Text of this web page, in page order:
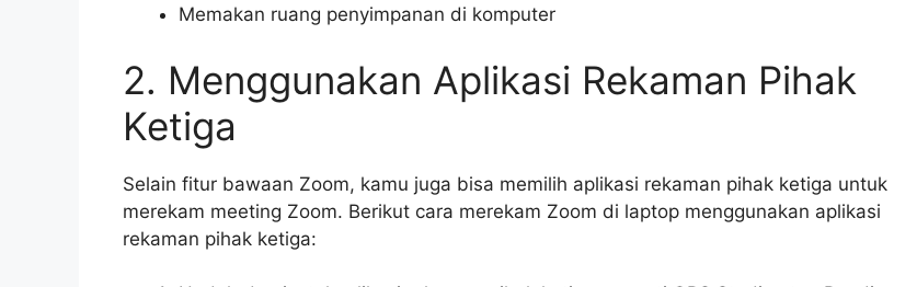
Memakan ruang penyimpanan di komputer
2. Menggunakan Aplikasi Rekaman Pihak
Ketiga
Selain fitur bawaan Zoom, kamu juga bisa memilih aplikasi rekaman pihak ketiga untuk
merekam meeting Zoom. Berikut cara merekam Zoom di laptop menggunakan aplikasi
rekaman pihak ketiga: